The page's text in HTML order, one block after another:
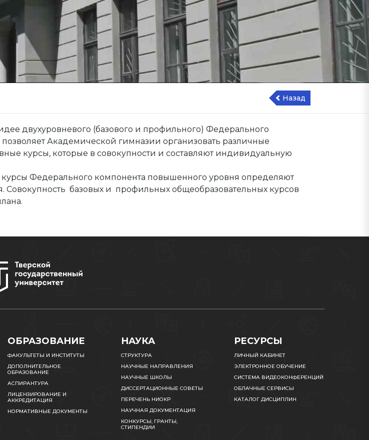
Назад
двухуровневого (базового и профильного) Федерального
Академической гимназии организовать различные
курсы, которые в совокупности и составляют индивидуальную
Федерального компонента повышенного уровня определяют
базовых и профильных общеобразовательных курсов
ОБРАЗОВАНИЕ
ФАКУЛЬТЕТЫ И ИНСТИТУТЫ
ДОПОЛНИТЕЛЬНОЕ
ОБРАЗОВАНИЕ
АСПИРАНТУРА
ЛИЦЕНЗИРОВАНИЕ И
АККРЕДИТАЦИЯ
НОРМАТИВНЫЕ ДОКУМЕНТЫ
НАУКА
СТРУКТУРА
НАУЧНЫЕ НАПРАВЛЕНИЯ
НАУЧНЫЕ ШКОЛЫ
ДИССЕРТАЦИОННЫЕ СОВЕТЫ
ПЕРЕЧЕНЬ НИОКР
НАУЧНАЯ ДОКУМЕНТАЦИЯ
КОНКУРСЫ, ГРАНТЫ,
СТИПЕНДИИ
РЕСУРСЫ
ЛИЧНЫЙ КАБИНЕТ
ЭЛЕКТРОННОЕ ОБУЧЕНИЕ
СИСТЕМА ВИДЕОКОНФЕРЕНЦИЙ
ОБЛАЧНЫЕ СЕРВИСЫ
КАТАЛОГ ДИСЦИПЛИН